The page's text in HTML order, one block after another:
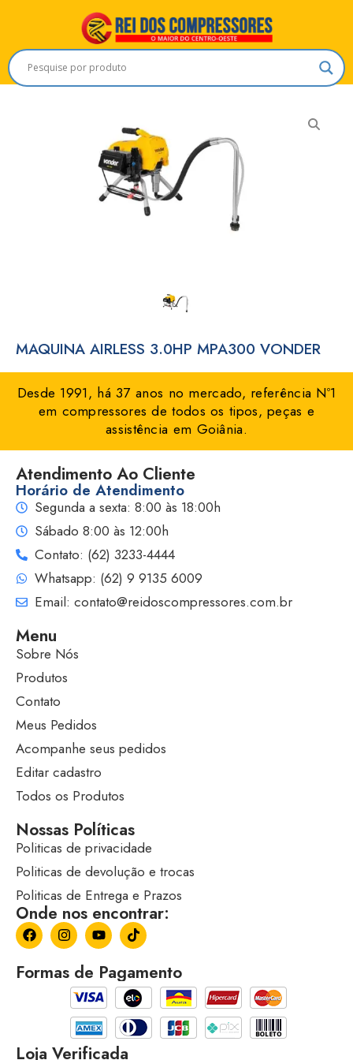
MAQUINA AIRLESS 3.0HP MPA300 VONDER
Desde 1991, há 37 anos no mercado, referência Nº1
em compressores de todos os tipos, peças e
assistência em Goiânia.
Atendimento Ao Cliente
Horário de Atendimento
Segunda a sexta: 8:00 às 18:00h
Sábado 8:00 às 12:00h
Contato: (62) 3233-4444
Whatsapp: (62) 9 9135 6009
Email: contato@reidoscompressores.com.br
Menu
Sobre Nós
Produtos
Contato
Meus Pedidos
Acompanhe seus pedidos
Editar cadastro
Todos os Produtos
Nossas Políticas
Politicas de privacidade
Politicas de devolução e trocas
Politicas de Entrega e Prazos
Onde nos encontrar:
Formas de Pagamento
Loja Verificada